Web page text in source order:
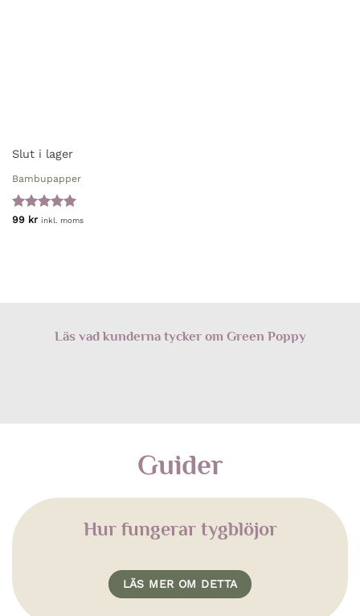
Slut i lager
Bambupapper
Betygsatt5
99 kr inkl. moms
Läs vad kunderna tycker om Green Poppy
Guider
Hur fungerar tygblöjor
LÄS MER OM DETTA